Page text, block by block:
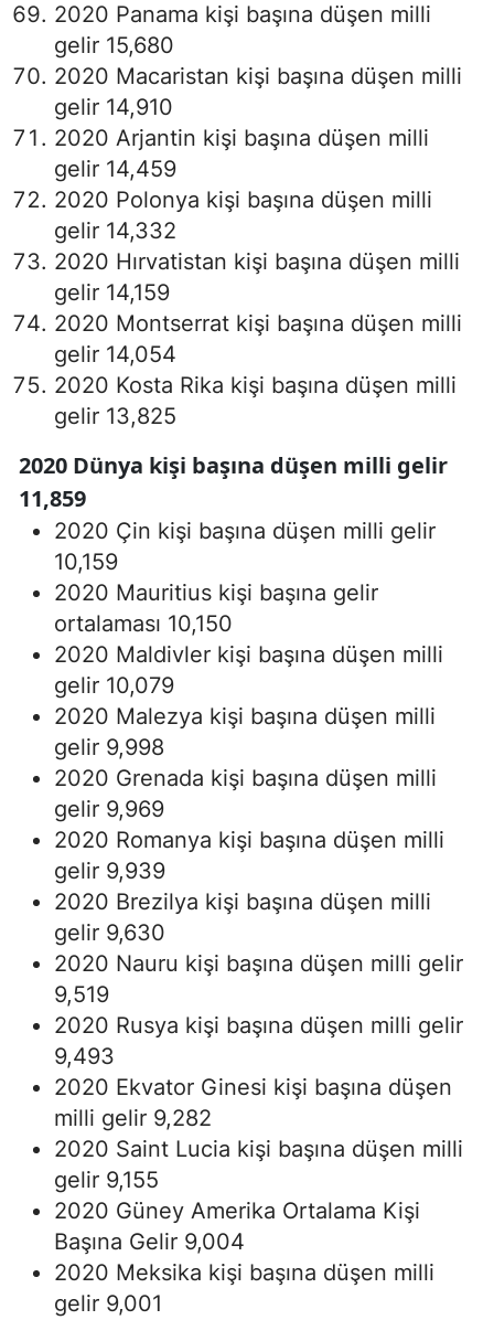
2020 Panama kişi başına düşen milli
gelir 15,680
2020 Macaristan kişi başına düşen milli
gelir 14,910
2020 Arjantin kişi başına düşen milli
gelir 14,459
2020 Polonya kişi başına düşen milli
gelir 14,332
2020 Hırvatistan kişi başına düşen milli
gelir 14,159
2020 Montserrat kişi başına düşen milli
gelir 14,054
2020 Kosta Rika kişi başına düşen milli
gelir 13,825
2020 Dünya kişi başına düşen milli gelir
11,859
2020 Çin kişi başına düşen milli gelir
10,159
2020 Mauritius kişi başına gelir
ortalaması 10,150
2020 Maldivler kişi başına düşen milli
gelir 10,079
2020 Malezya kişi başına düşen milli
gelir 9,998
2020 Grenada kişi başına düşen milli
gelir 9,969
2020 Romanya kişi başına düşen milli
gelir 9,939
2020 Brezilya kişi başına düşen milli
gelir 9,630
2020 Nauru kişi başına düşen milli gelir
9,519
2020 Rusya kişi başına düşen milli gelir
9,493
2020 Ekvator Ginesi kişi başına düşen
milli gelir 9,282
2020 Saint Lucia kişi başına düşen milli
gelir 9,155
2020 Güney Amerika Ortalama Kişi
Başına Gelir 9,004
2020 Meksika kişi başına düşen milli
gelir 9,001